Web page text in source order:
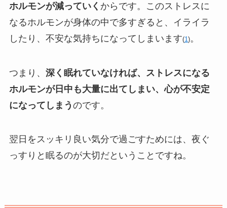
ホルモンが減っていく からです。このストレスに
なるホルモンが身体の中で多すぎると、イライラ
したり、不安な気持ちになってしまいます(1 )。
つまり、 深く眠れていなければ、ストレスになる
ホルモンが日中も大量に出てしまい、心が不安定
になってしまう のです。
翌日をスッキリ良い気分で過ごすためには、夜ぐ
っすりと眠るのが大切だということですね。